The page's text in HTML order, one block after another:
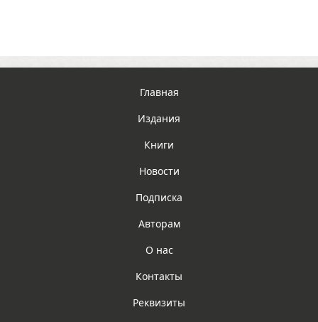
Главная
Издания
Книги
Новости
Подписка
Авторам
О нас
Контакты
Реквизиты